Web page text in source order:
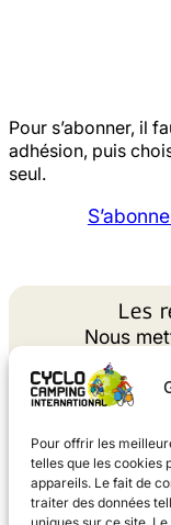
Pour offrir les
telles que les cookies
appareils. Le fait de
traiter des données
Pour s’abonner, il
adhésion, puis
seul.
Les
Nous